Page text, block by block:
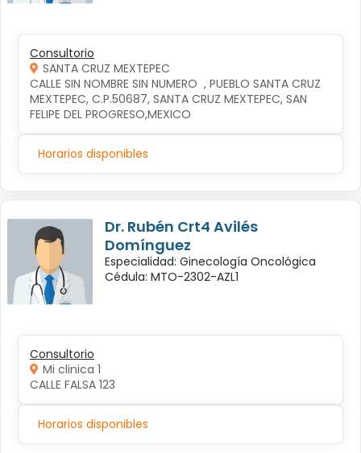
Consultorio
SANTA CRUZ MEXTEPEC
CALLE SIN NOMBRE SIN NUMERO  , PUEBLO SANTA CRUZ
MEXTEPEC, C.P.50687, SANTA CRUZ MEXTEPEC, SAN
FELIPE DEL PROGRESO,MEXICO
Horarios disponibles
Dr. Rubén Crt4 Avilés
Domínguez
Especialidad: Ginecología Oncológica
Cédula: MTO-2302-AZL1
Consultorio
Mi clinica 1
CALLE FALSA 123
Horarios disponibles